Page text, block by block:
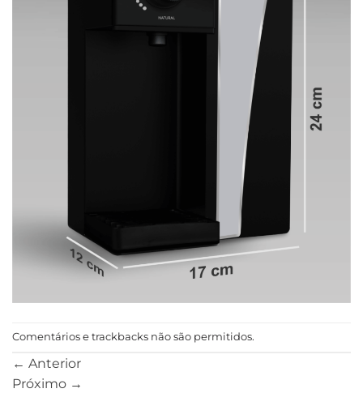
Comentários e trackbacks não são permitidos.
← Anterior
Próximo →